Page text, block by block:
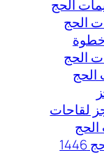
الحج
الحج
لقاحات الحج 1446 خطوة
الحج
لقاحات